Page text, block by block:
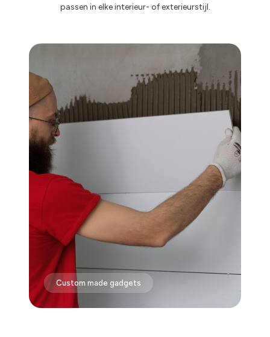
passen in elke interieur- of exterieurstijl.
Custom made gadgets